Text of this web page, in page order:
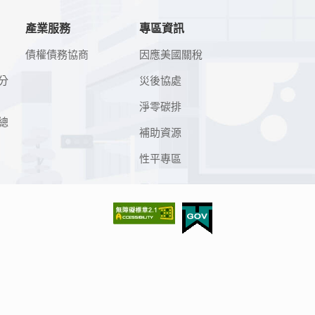
產業服務
債權債務協商
專區資訊
因應美國關稅
災後協處
淨零碳排
補助資源
性平專區